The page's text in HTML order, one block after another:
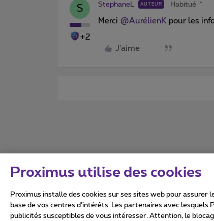
S
+2
StephaneL AUTEUR Habitué
Merci ​ @AurélienK pour les
J'aime
Tous droits réservés. ©
Proximus utilise des cookies
Proximus installe des cookies sur ses sites web pour
base de vos centres d’intérêts. Les partenaires avec
publicités susceptibles de vous intéresser. Attention, le